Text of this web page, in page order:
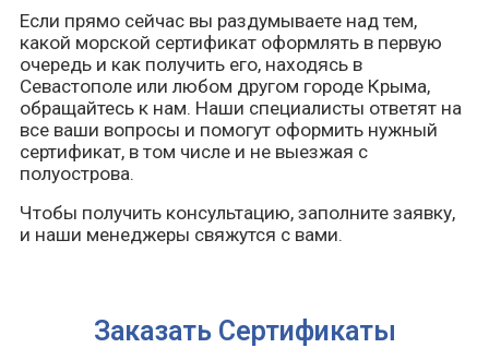
Если прямо сейчас вы раздумываете над тем,
какой морской сертификат оформлять в первую
очередь и как получить его, находясь в
Севастополе или любом другом городе Крыма,
обращайтесь к нам. Наши специалисты ответят на
все ваши вопросы и помогут оформить нужный
сертификат, в том числе и не выезжая с
полуострова.
Чтобы получить консультацию, заполните заявку,
и наши менеджеры свяжутся с вами.
Заказать Сертификаты